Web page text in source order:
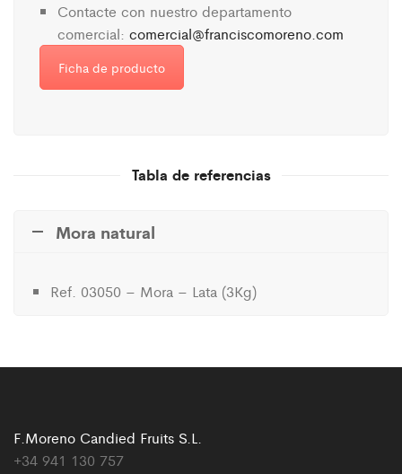
Contacte con nuestro departamento
comercial: comercial@franciscomoreno.com
Ficha de producto
Tabla de referencias
Mora natural
Ref. 03050 – Mora – Lata (3Kg)
F.Moreno Candied Fruits S.L.
+34 941 130 757